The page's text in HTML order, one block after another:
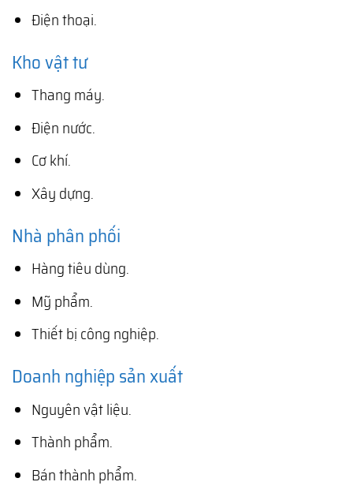
Điện thoại.
Kho vật tư
Thang máy.
Điện nước.
Cơ khí.
Xây dựng.
Nhà phân phối
Hàng tiêu dùng.
Mỹ phẩm.
Thiết bị công nghiệp.
Doanh nghiệp sản xuất
Nguyên vật liệu.
Thành phẩm.
Bán thành phẩm.